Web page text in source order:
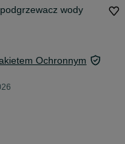
wody
Ochronnym